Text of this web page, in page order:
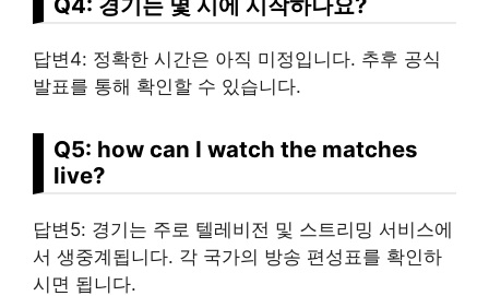
답변4: 정확한 시간은 아직 미정입니다. 추후 공식
발표를 통해 확인할 수 있습니다.
Q5: how can I watch the matches
live?
답변5: 경기는 주로 텔레비전 및 스트리밍 서비스에
서 생중계됩니다. 각 국가의 방송 편성표를 확인하
시면 됩니다.